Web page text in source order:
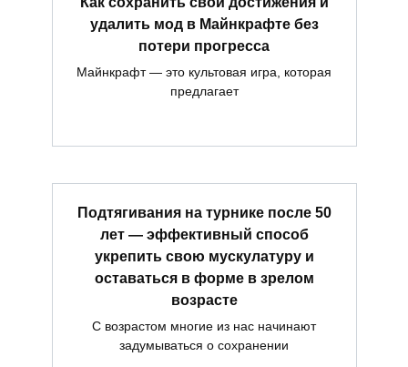
удалить мод в Майнкрафте без
потери прогресса
Майнкрафт — это культовая игра, которая
предлагает
Подтягивания на турнике после 50
лет — эффективный способ
укрепить свою мускулатуру и
оставаться в форме в зрелом
возрасте
С возрастом многие из нас начинают
задумываться о сохранении